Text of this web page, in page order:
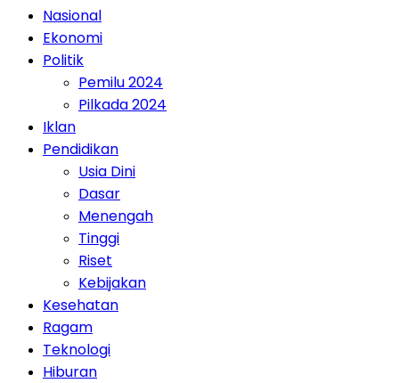
Nasional
Ekonomi
Politik
Pemilu 2024
Pilkada 2024
Iklan
Pendidikan
Usia Dini
Dasar
Menengah
Tinggi
Riset
Kebijakan
Kesehatan
Ragam
Teknologi
Hiburan